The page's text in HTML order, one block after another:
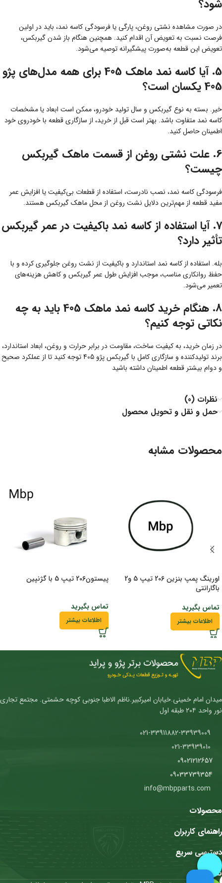
شود؟
در صورت مشاهده نشتی روغن، پارگی یا فرسودگی کاسه نمد، باید در اولین
فرصت نسبت به تعویض آن اقدام کنید. همچنین هنگام باز شدن گیربکس،
تعویض این قطعه به‌صورت پیشگیرانه توصیه می‌شود.
5. آیا کاسه نمد ماهک 405 برای همه مدل‌های پژو
405 یکسان است؟
خیر. بسته به نوع گیربکس و سال تولید خودرو، ممکن است ابعاد یا مشخصات
کاسه نمد متفاوت باشد. بهتر است قبل از خرید، از سازگاری قطعه با خودروی خود
اطمینان حاصل کنید.
6. علت نشتی روغن از قسمت ماهک گیربکس
چیست؟
فرسودگی کاسه نمد، نصب نادرست، استفاده از قطعات بی‌کیفیت یا افزایش عمر
مفید قطعه از مهم‌ترین دلایل نشت روغن از محل ماهک گیربکس هستند.
7. آیا استفاده از کاسه نمد باکیفیت در عمر گیربکس
تأثیر دارد؟
بله. استفاده از کاسه نمد استاندارد و باکیفیت از نشت روغن جلوگیری کرده و با
حفظ روانکاری مناسب، موجب افزایش طول عمر گیربکس و کاهش هزینه‌های
تعمیر می‌شود.
8. هنگام خرید کاسه نمد ماهک 405 باید به چه
نکاتی توجه کنیم؟
در زمان خرید، به کیفیت ساخت، مقاومت در برابر حرارت و روغن، ابعاد استاندارد،
برند تولیدکننده و سازگاری کامل با گیربکس پژو 405 توجه کنید تا از عملکرد صحیح
و دوام بیشتر قطعه اطمینان داشته باشید
نظرات (0)
حمل و نقل و تحویل محصول
محصولات مشابه
اورینگ پمپ بنزین 206 تیپ 5 و2
باگارانتی
تماس بگیرید
اطلاعات بیشتر
پیستون206 تیپ 5 با گژنپین
تماس بگیرید
اطلاعات بیشتر
میدان امام خمینی.خیابان امیرکبیر.ناظم الاطبا جنوبی کوچه حشمتی. مجتمع تجاری
نور واحد ۲۰۴ طبقه اول
09021212657
09033739354
محصولات
راهنمای کاربران
دسترسی سریع
نمادها